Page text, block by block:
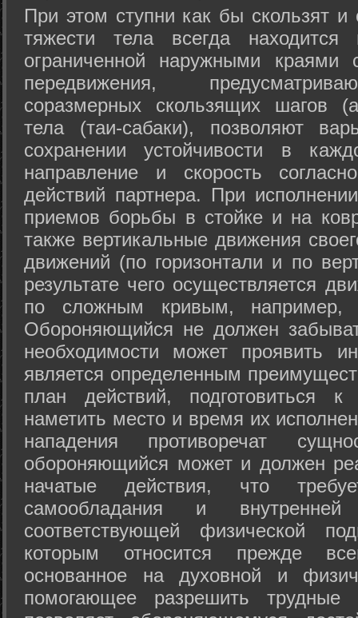
При этом ступни как бы скользят
тяжести тела всегда
ограниченной наружными краями
передвижения,
соразмерных скользящих шагов
тела (таи-сабаки), позволяют
сохранении устойчивости в
направление и скорость
действий партнера. При
приемов борьбы в стойке и на
также вертикальные движения
движений (по горизонтали и по
результате чего осуществляется
по сложным кривым, например,
Обороняющийся не должен
необходимости может проявить
является определенным
план действий, подготовиться
наметить место и время их
нападения противоречат
обороняющийся может и должен
начатые действия, что
самообладания и
соответствующей физической
которым относится прежде
основанное на духовной и
помогающее разрешить